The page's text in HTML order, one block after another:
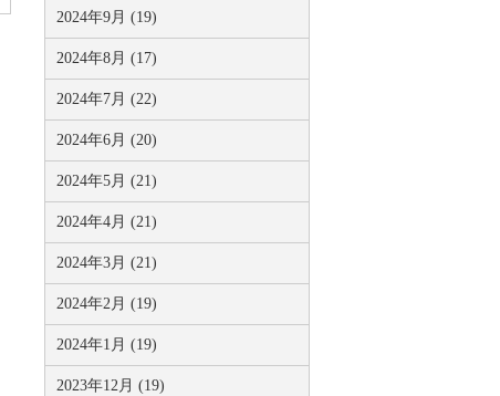
2024年9月 (19)
2024年8月 (17)
2024年7月 (22)
2024年6月 (20)
2024年5月 (21)
2024年4月 (21)
2024年3月 (21)
2024年2月 (19)
2024年1月 (19)
2023年12月 (19)